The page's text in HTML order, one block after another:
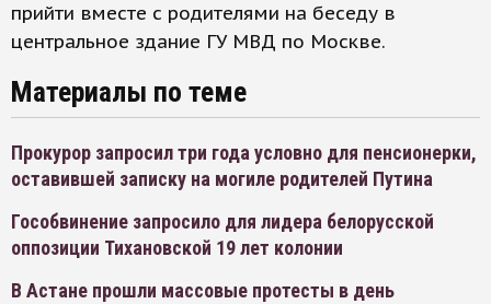
прийти вместе с родителями на беседу в
центральное здание ГУ МВД по Москве.
Материалы по теме
Прокурор запросил три года условно для пенсионерки,
оставившей записку на могиле родителей Путина
Гособвинение запросило для лидера белорусской
оппозиции Тихановской 19 лет колонии
В Астане прошли массовые протесты в день